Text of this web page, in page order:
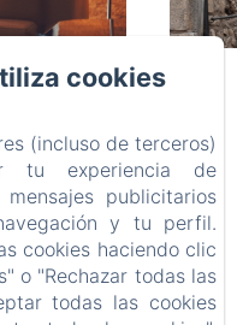
en
y el
buscan
más
3 min.
Bellver
cookies
(incluso de terceros)
tu experiencia de
publicitarios
y tu perfil.
cookies haciendo clic
o "Rechazar todas las
todas las cookies